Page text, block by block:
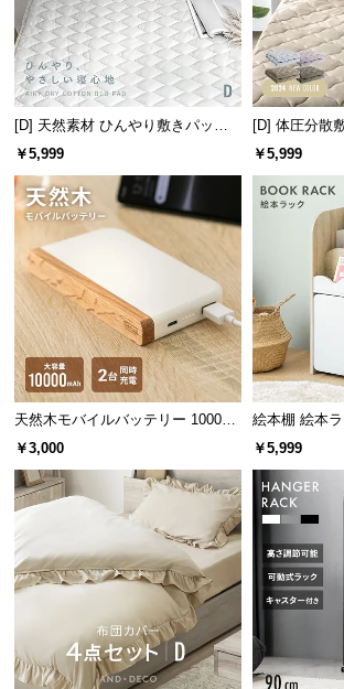
横幅
約59.5㎝
配線がしやすいオープンタイプ
背面がオープンなデザインのため、電
ードの配線もらくらく行うことができ
[D] 天然素材 ひんやり敷きパッド
綿100% リバーシブル 洗える
￥5,999
[D] 体圧分散
マイクロファ
￥5,999
天然木モバイルバッテリー 10000m
Ah USB-C/USB-A 2台同時充電対応
￥3,000
絵本棚 絵本
絵本本棚
￥5,999